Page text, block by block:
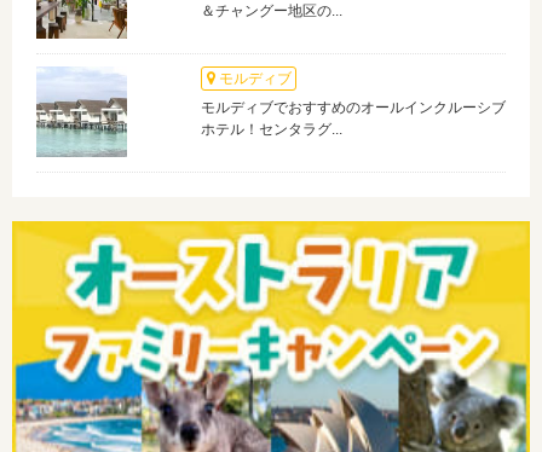
＆チャングー地区の...
モルディブ
モルディブでおすすめのオールインクルーシブ
ホテル！センタラグ...